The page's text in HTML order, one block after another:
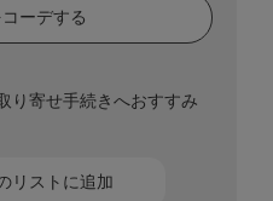
ーデする
リストに追加
り寄せ手続きへおすすみ